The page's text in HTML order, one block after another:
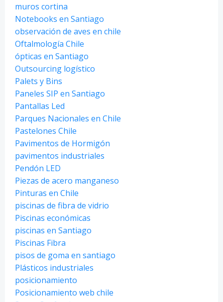
muros cortina
Notebooks en Santiago
observación de aves en chile
Oftalmología Chile
ópticas en Santiago
Outsourcing logístico
Palets y Bins
Paneles SIP en Santiago
Pantallas Led
Parques Nacionales en Chile
Pastelones Chile
Pavimentos de Hormigón
pavimentos industriales
Pendón LED
Piezas de acero manganeso
Pinturas en Chile
piscinas de fibra de vidrio
Piscinas económicas
piscinas en Santiago
Piscinas Fibra
pisos de goma en santiago
Plásticos industriales
posicionamiento
Posicionamiento web chile